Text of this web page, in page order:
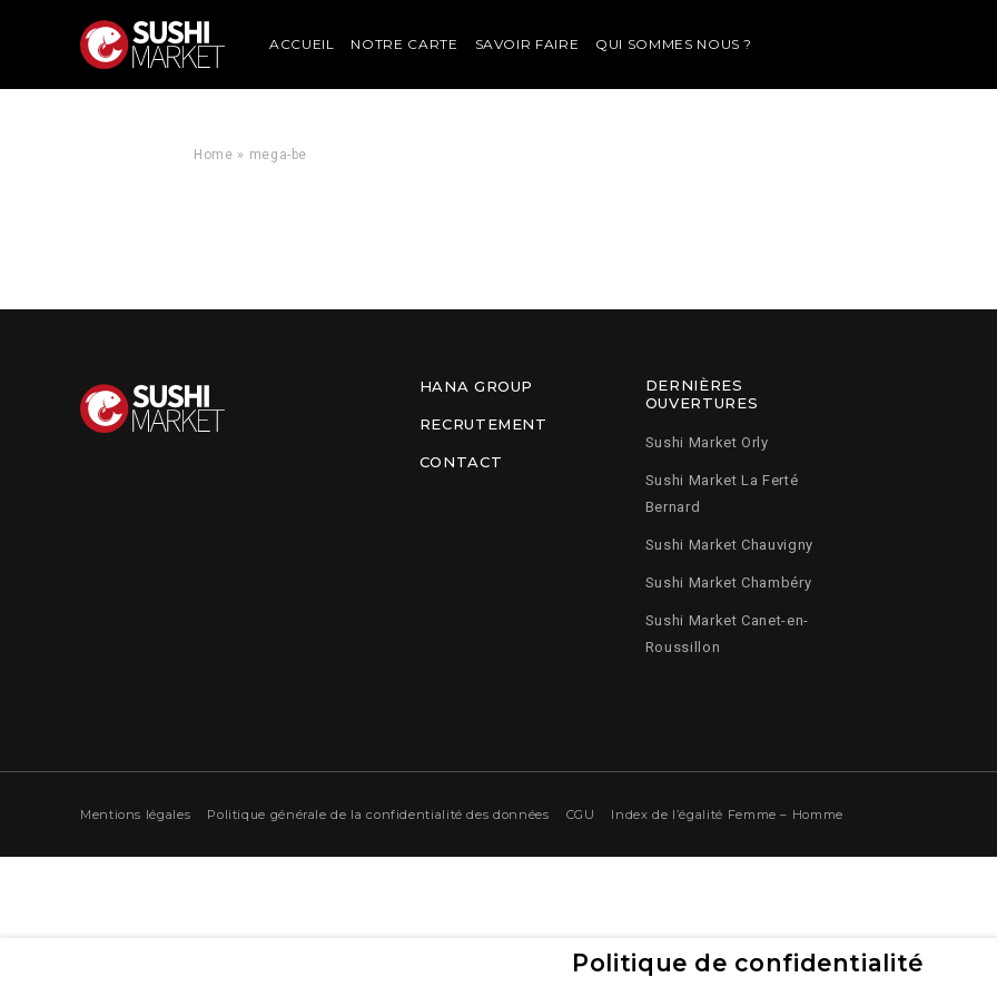
ACCUEIL NOTRE CARTE SAVOIR FAIRE QUI SOMMES NOUS ?
Home » mega-be
HANA GROUP
RECRUTEMENT
CONTACT
DERNIÈRES
OUVERTURES
Sushi Market Orly
Sushi Market La Ferté
Bernard
Sushi Market Chauvigny
Sushi Market Chambéry
Sushi Market Canet-en-
Roussillon
Mentions légales Politique générale de la confidentialité des données CGU Index de l’égalité Femme – Homme
Politique de confidentialité